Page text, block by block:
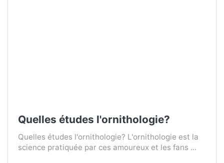
Quelles études l'ornithologie?
Quelles études l'ornithologie? L'ornithologie est la
science pratiquée par ces amoureux et les fans ...